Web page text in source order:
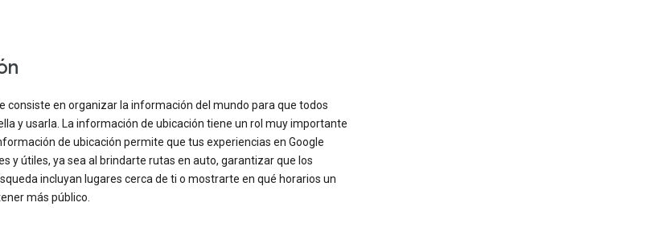
consiste en organizar la información del mundo para que todos
y usarla. La información de ubicación tiene un rol muy importante
de ubicación permite que tus experiencias en Google
y útiles, ya sea al brindarte rutas en auto, garantizar que los
incluyan lugares cerca de ti o mostrarte en qué horarios un
más público.